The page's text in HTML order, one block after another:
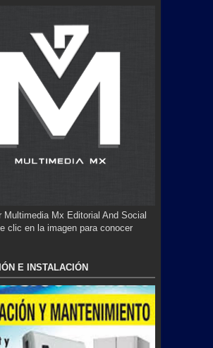
Multimedia Mx Editorial And Social
clic en la imagen para conocer
E INSTALACIÓN